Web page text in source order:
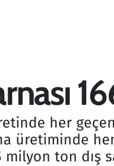
her
üretiminde
milyon ton dış